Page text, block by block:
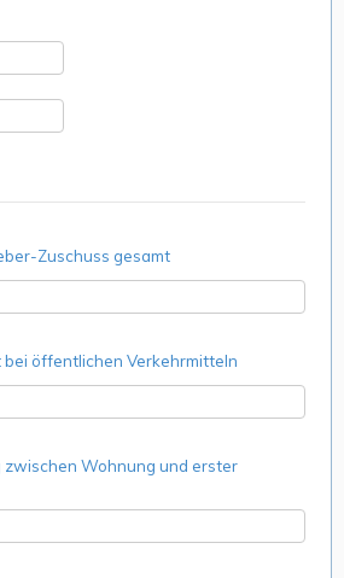
Zuschuss gesamt
öffentlichen Verkehrmitteln
Wohnung und erster